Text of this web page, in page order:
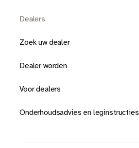
Dealers
Zoek uw dealer
Dealer worden
Voor dealers
Onderhoudsadvies en leginstructies